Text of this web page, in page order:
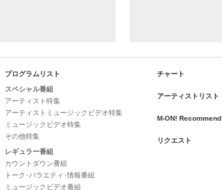
プログラムリスト
スペシャル番組
アーティスト特集
アーティストミュージックビデオ特集
ミュージックビデオ特集
その他特集
レギュラー番組
カウントダウン番組
トーク･バラエティ･情報番組
ミュージックビデオ番組
チャート
アーティストリスト
M-ON! Recommend
リクエスト